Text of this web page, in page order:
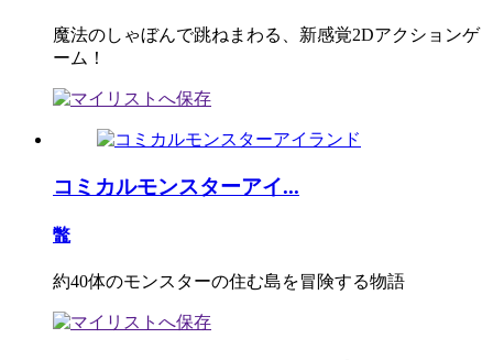
魔法のしゃぼんで跳ねまわる、新感覚2Dアクションゲ
ーム！
コミカルモンスターアイ...
鼈
約40体のモンスターの住む島を冒険する物語